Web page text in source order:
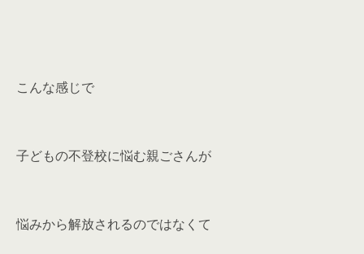
こんな感じで
子どもの不登校に悩む親ごさんが
悩みから解放されるのではなくて